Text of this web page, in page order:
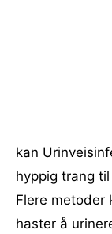
kan
hyppig trang
Flere metoder
haster å